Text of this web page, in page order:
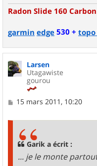
Radon Slide 160
garmin edge530 + topo
Larsen
Utagawiste
gourou
M15 mars 2011, 10:20
Garik a écrit :
... je le monte